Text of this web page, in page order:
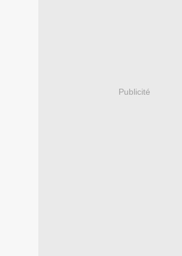
Publicité